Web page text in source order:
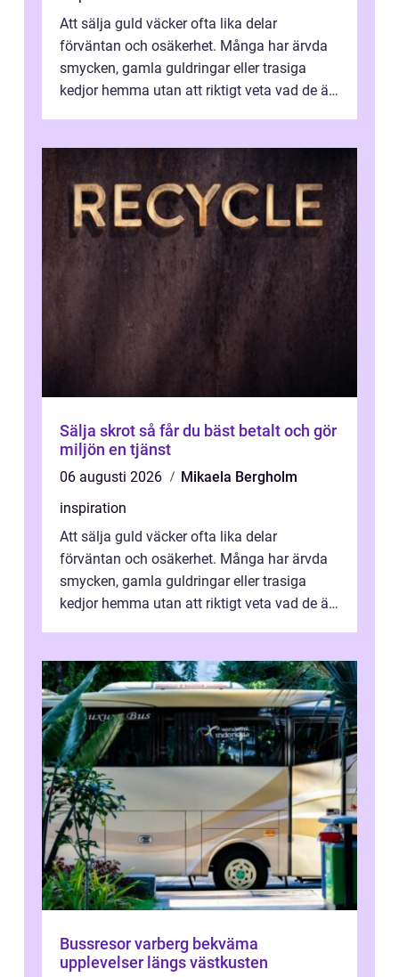
Att sälja guld väcker ofta lika delar
förväntan och osäkerhet. Många har ärvda
smycken, gamla guldringar eller trasiga
kedjor hemma utan att riktigt veta vad de är
Sälja skrot så får du bäst betalt och gör
miljön en tjänst
06 augusti 2026
Mikaela Bergholm
inspiration
Att sälja guld väcker ofta lika delar
förväntan och osäkerhet. Många har ärvda
smycken, gamla guldringar eller trasiga
kedjor hemma utan att riktigt veta vad de är
Bussresor varberg bekväma
upplevelser längs västkusten